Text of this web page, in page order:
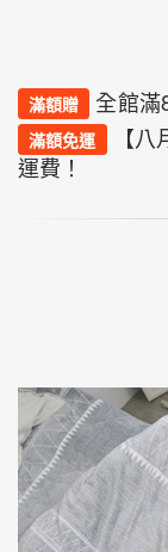
滿額贈 全館滿
滿額免運
【
運費！